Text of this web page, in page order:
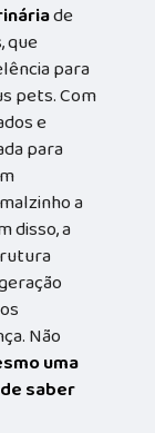
de
que
para
pets. Com
e
para
a
disso, a
Não
uma
saber